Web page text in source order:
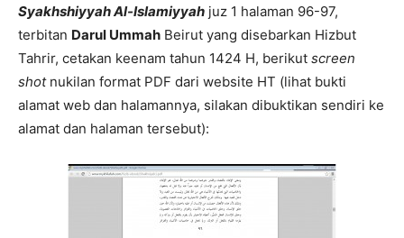
Syakhshiyyah Al-Islamiyyah juz 1 halaman 96-97,
terbitan Darul Ummah Beirut yang disebarkan Hizbut
Tahrir, cetakan keenam tahun 1424 H, berikut screen
shotnukilan format PDF dari website HT (lihat bukti
alamat web dan halamannya, silakan dibuktikan sendiri ke
alamat dan halaman tersebut):